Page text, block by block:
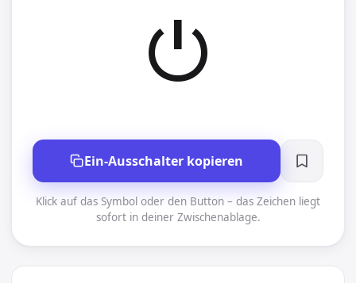
⏻︎
Ein-Ausschalter kopieren
Klick auf das Symbol oder den Button – das Zeichen liegt
sofort in deiner Zwischenablage.